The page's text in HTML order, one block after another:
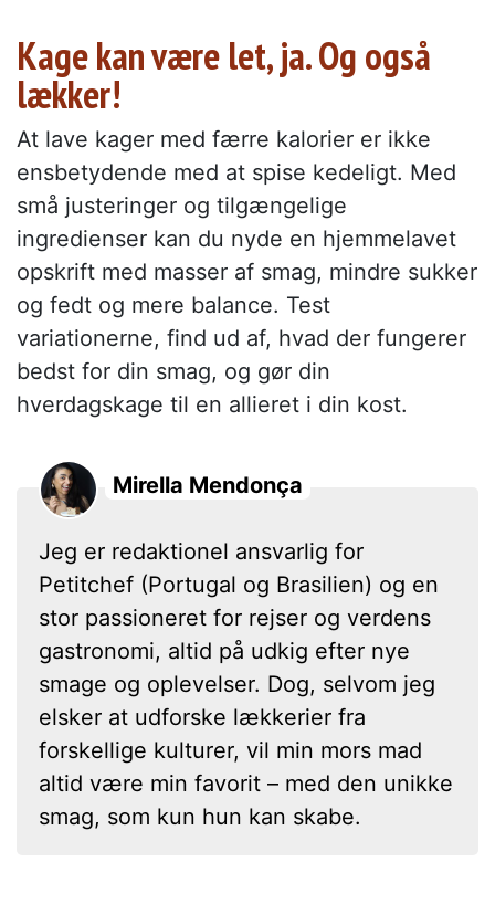
Kage kan være let, ja. Og også
lækker!
At lave kager med færre kalorier er ikke
ensbetydende med at spise kedeligt. Med
små justeringer og tilgængelige
ingredienser kan du nyde en hjemmelavet
opskrift med masser af smag, mindre sukker
og fedt og mere balance. Test
variationerne, find ud af, hvad der fungerer
bedst for din smag, og gør din
hverdagskage til en allieret i din kost.
Mirella Mendonça
Jeg er redaktionel ansvarlig for
Petitchef (Portugal og Brasilien) og en
stor passioneret for rejser og verdens
gastronomi, altid på udkig efter nye
smage og oplevelser. Dog, selvom jeg
elsker at udforske lækkerier fra
forskellige kulturer, vil min mors mad
altid være min favorit – med den unikke
smag, som kun hun kan skabe.